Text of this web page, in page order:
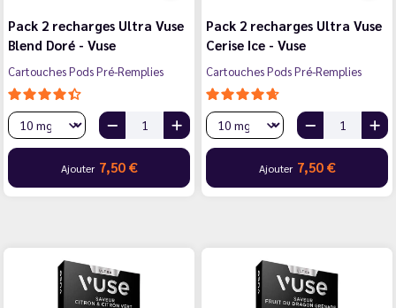
Pack 2 recharges Ultra Vuse
Blend Doré - Vuse
Cartouches Pods Pré-Remplies
Ajouter 7,50 €
Pack 2 recharges Ultra Vuse
Cerise Ice - Vuse
Cartouches Pods Pré-Remplies
Ajouter 7,50 €